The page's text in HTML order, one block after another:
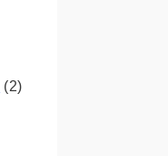
(2)